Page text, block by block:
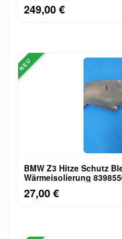
249,00 €
NEU
BMW Z3 Hitze Schutz
Wärmeisolierung
27,00 €